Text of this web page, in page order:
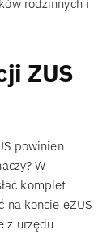
rodzinnych i
ZUS
powinien
W
komplet
na koncie eZUS
z urzędu